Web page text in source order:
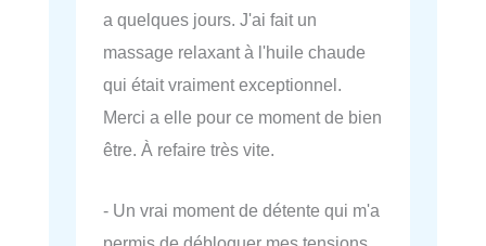
a quelques jours. J'ai fait un
massage relaxant à l'huile chaude
qui était vraiment exceptionnel.
Merci a elle pour ce moment de bien
être. À refaire très vite.
- Un vrai moment de détente qui m'a